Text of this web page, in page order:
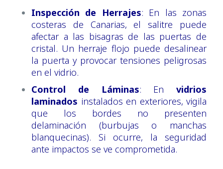
Inspección de Herrajes: En las zonas
costeras de Canarias, el salitre puede
afectar a las bisagras de las puertas de
cristal. Un herraje flojo puede desalinear
la puerta y provocar tensiones peligrosas
en el vidrio.
Control de Láminas: En vidrios
laminados instalados en exteriores, vigila
que los bordes no presenten
delaminación (burbujas o manchas
blanquecinas). Si ocurre, la seguridad
ante impactos se ve comprometida.